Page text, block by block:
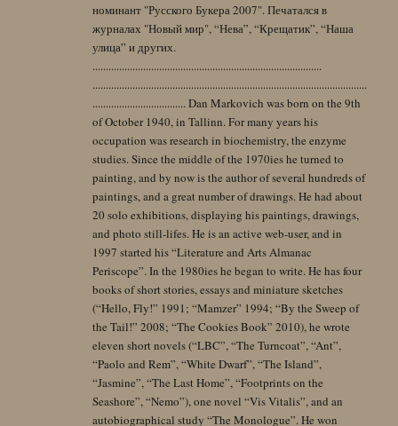
номинант "Русского Букера 2007". Печатался в
журналах "Новый мир", “Нева”, “Крещатик”, “Наша
улица” и других.
......................................................................................
.......................................................................................................
................................... Dan Markovich was born on the 9th
of October 1940, in Tallinn. For many years his
occupation was research in biochemistry, the enzyme
studies. Since the middle of the 1970ies he turned to
painting, and by now is the author of several hundreds of
paintings, and a great number of drawings. He had about
20 solo exhibitions, displaying his paintings, drawings,
and photo still-lifes. He is an active web-user, and in
1997 started his “Literature and Arts Almanac
Periscope”. In the 1980ies he began to write. He has four
books of short stories, essays and miniature sketches
(“Hello, Fly!” 1991; “Mamzer” 1994; “By the Sweep of
the Tail!” 2008; “The Cookies Book” 2010), he wrote
eleven short novels (“LBC”, “The Turncoat”, “Ant”,
“Paolo and Rem”, “White Dwarf”, “The Island”,
“Jasmine”, “The Last Home”, “Footprints on the
Seashore”, “Nemo”), one novel “Vis Vitalis”, and an
autobiographical study “The Monologue”. He won